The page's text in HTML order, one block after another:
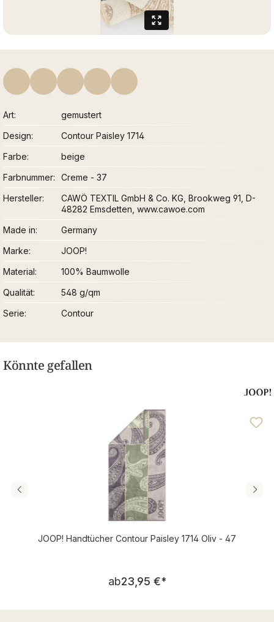
Art
gemustert
Design
Contour Paisley 1714
Farbe
beige
Farbnummer
Creme - 37
Hersteller
CAWÖ TEXTIL GmbH & Co. KG, Brookweg 91, D-
48282 Emsdetten, www.cawoe.com
Made in
Germany
Marke
JOOP!
Material
100% Baumwolle
Qualität
548 g/qm
Serie
Contour
Könnte gefallen
JOOP! Handtücher Contour Paisley 1714 Oliv - 47
Regulärer Preis:
ab23,95 €*